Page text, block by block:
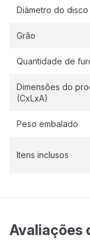
Diâmetro do disco
Grão
Quantidade de
Dimensões do
(CxLxA)
Peso embalado
Itens inclusos
Avaliações